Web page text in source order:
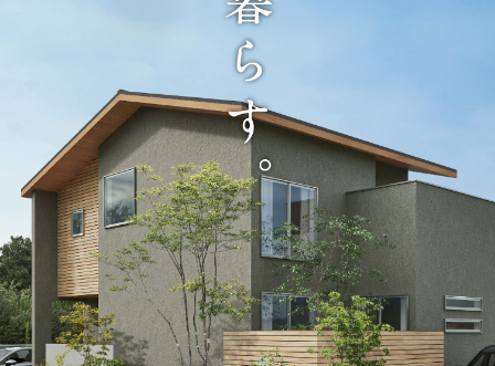
物件検索
会員登録
分譲モデルハウス
おすすめ分譲地